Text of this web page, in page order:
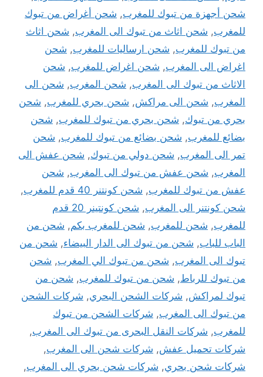
شحن أجهزة من تبوك للمغرب, شحن أغراض من تبوك
للمغرب, شحن اثاث من تبوك الى المغرب, شحن اثاث
من تبوك للمغرب, شحن ارساليات للمغرب, شحن
اغراض الى المغرب, شحن اغراض للمغرب, شحن
الاثاث من تبوك الى المغرب, شحن المغرب, شحن الى
المغرب, شحن الى مراكش, شحن بحري للمغرب, شحن
بحري من تبوك, شحن بحري من تبوك للمغرب, شحن
بضائع للمغرب, شحن بضائع من تبوك للمغرب, شحن
تمر الى المغرب, شحن دولي من تبوك, شحن عفش الى
المغرب, شحن عفش من تبوك الى المغرب, شحن
عفش من تبوك للمغرب, شحن كونتنر 40 قدم للمغرب
,
شحن كونتنر الى المغرب,
شحن كونتينر 20 قدم
للمغرب, شحن للمغرب, شحن للمغرب بكم, شحن من
الباب للباب, شحن من تبوك الى الدار البيضاء, شحن من
تبوك الى المغرب, شحن من تبوك الي المغرب, شحن
من تبوك للرباط, شحن من تبوك للمغرب, شحن من
تبوك لمراكش, شركات الشحن البحري, شركات الشحن
من تبوك الى المغرب, شركات الشحن من تبوك
للمغرب, شركات النقل البحرى من تبوك الى المغرب,
شركات تحميل عفش, شركات شحن الى المغرب,
شركات شحن بحري, شركات شحن بحري الى المغرب,